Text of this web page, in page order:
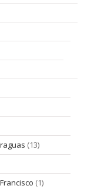
(13)
(1)